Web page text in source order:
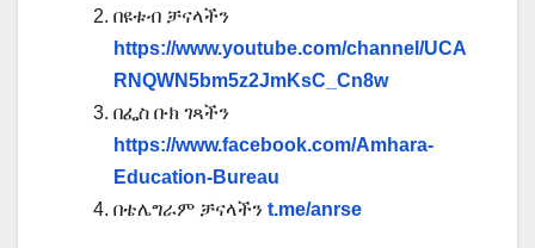
በዩቱብ ቻናላችን
https://www.youtube.com/channel/UCA
RNQWN5bm5z2JmKsC_Cn8w
በፌስ ቡክ ገጻችን
https://www.facebook.com/Amhara-
Education-Bureau
በቴሌግራም ቻናላችን t.me/anrse